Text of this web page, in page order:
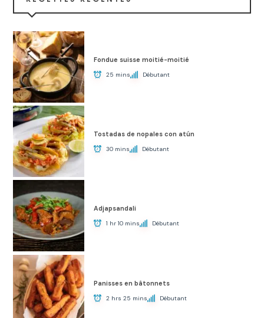
Fondue suisse moitié-moitié
25 mins Débutant
Tostadas de nopales con atún
30 mins Débutant
Adjapsandali
1 hr 10 mins Débutant
Panisses en bâtonnets
2 hrs 25 mins Débutant